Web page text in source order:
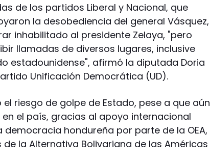
de los partidos Liberal y Nacional, que
la desobediencia del general Vásquez,
inhabilitado al presidente Zelaya, "pero
llamadas de diversos lugares, inclusive
estadounidense", afirmó la diputada Doria
Unificación Democrática (UD).
riesgo de golpe de Estado, pese a que aún
el país, gracias al apoyo internacional
hondureña por parte de la OEA,
la Alternativa Bolivariana de las Américas